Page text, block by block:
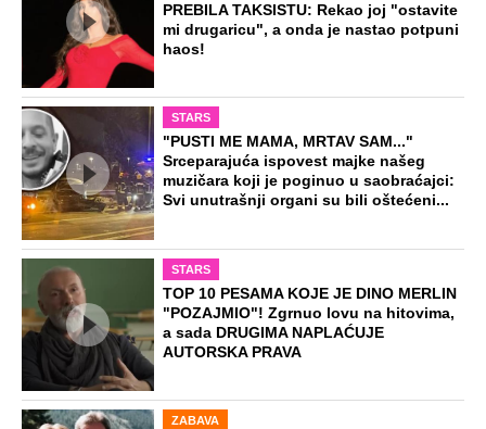
PREBILA TAKSISTU: Rekao joj "ostavite
mi drugaricu", a onda je nastao potpuni
haos!
STARS
"PUSTI ME MAMA, MRTAV SAM..."
Srceparajuća ispovest majke našeg
muzičara koji je poginuo u saobraćajci:
Svi unutrašnji organi su bili oštećeni...
STARS
TOP 10 PESAMA KOJE JE DINO MERLIN
"POZAJMIO"! Zgrnuo lovu na hitovima,
a sada DRUGIMA NAPLAĆUJE
AUTORSKA PRAVA
ZABAVA